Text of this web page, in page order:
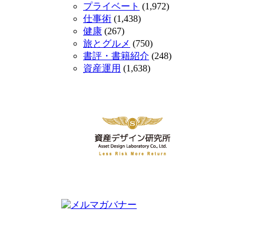
プライベート (1,972)
仕事術 (1,438)
健康 (267)
旅とグルメ (750)
書評・書籍紹介 (248)
資産運用 (1,638)